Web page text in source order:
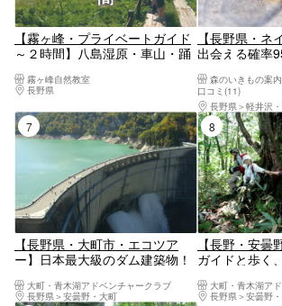
【霧ヶ峰・プライベートガイド
～２時間】八島湿原・車山・踊
内！霧ヶ峰自然教室
長野県
上諏訪・下諏訪・岡谷・霧ヶ峰・美ヶ原高原
【長野県・ネ
出会える確率
う 森のいきもの案
口コミ(11)
長野県
軽井沢
7位
【長野県・大町市・エコツア
ー】日本最大級のダム建築物！
ム！大町・青木湖アドベンチャークラブ
長野県
安曇野・大町
8位
【長野・安曇
ガイドと歩く
アー大町・青木湖ア
長野県
安曇野